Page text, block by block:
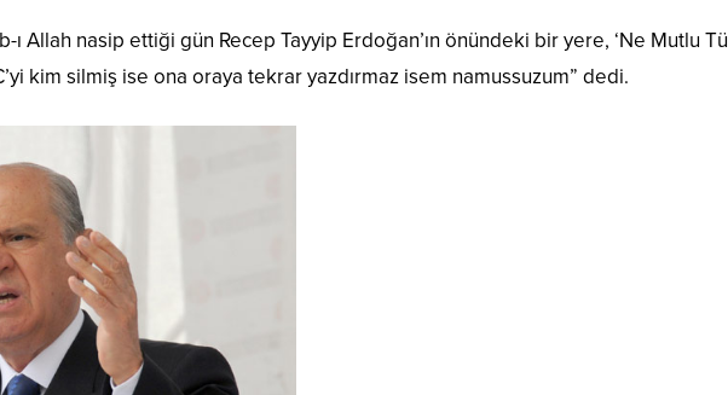
ı Allah nasip ettiği gün Recep Tayyip Erdoğan’ın önündeki bir yere, ‘Ne Mutlu
kim silmiş ise ona oraya tekrar yazdırmaz isem namussuzum” dedi.